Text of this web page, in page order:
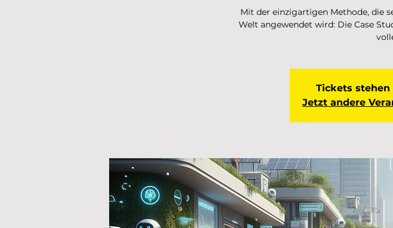
Mit der einzigartigen Methode, die
Welt angewendet wird: Die Case
Tickets
Jetzt andere